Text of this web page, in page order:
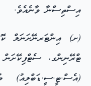
އިސްތިސްނާ ވާނެއެވެ.
(ށ) އިންޓަރނޭށަނަލް
ޓްރޭނިންގ،